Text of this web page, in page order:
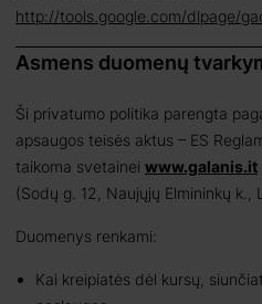
http://tools.google.com/dlpage/
Asmens duomenų
Ši privatumo politika parengta
apsaugos teisės aktus – ES
taikoma svetainei www.galanis.it
(Sodų g. 12, Naujųjų Elmininkų k.,
Duomenys renkami:
Kai kreipiatės dėl kursų,